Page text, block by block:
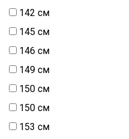
142 см
145 см
146 см
149 см
150 см
150 см
153 см